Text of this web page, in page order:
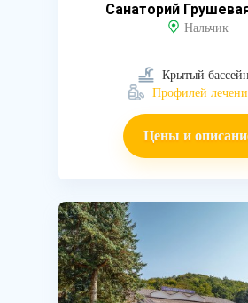
Санаторий
Нальчик
Крытый бассейн
Профилей
Цены и